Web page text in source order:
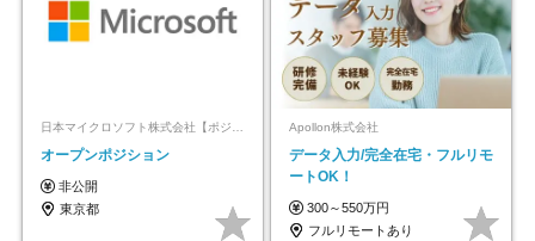
オープンポジション
非公開
東京都
Apollon株式会社
データ入力/完全在宅・フルリモ
ートOK！
300～550万円
フルリモートあり